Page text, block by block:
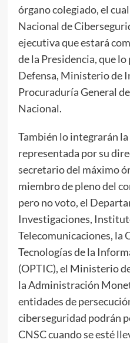
órgano colegiado, el
Nacional de
ejecutiva que estará
de la Presidencia, que
Defensa, Ministerio de
Procuraduría General
Nacional.
También lo integrarán
representada por su
secretario del máximo
miembro de pleno del
pero no voto, el
Investigaciones,
Telecomunicaciones, la
Tecnologías de la
(OPTIC), el Ministerio
la Administración
entidades de
ciberseguridad podrán
CNSC cuando se esté